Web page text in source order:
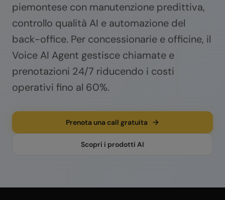
piemontese con manutenzione predittiva,
controllo qualità AI e automazione del
back-office. Per concessionarie e officine, il
Voice AI Agent gestisce chiamate e
prenotazioni 24/7 riducendo i costi
operativi fino al 60%.
Prenota una call gratuita
Scopri i prodotti AI